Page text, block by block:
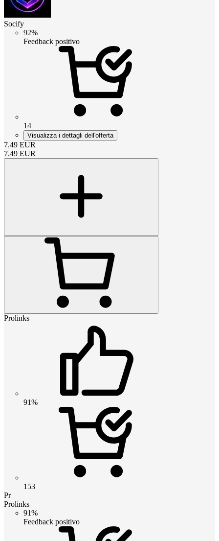
Socify
92%
Feedback positivo
14
Visualizza i dettagli dell'offerta
7.49 EUR
7.49 EUR
Prolinks
91%
153
Pr
Prolinks
91%
Feedback positivo